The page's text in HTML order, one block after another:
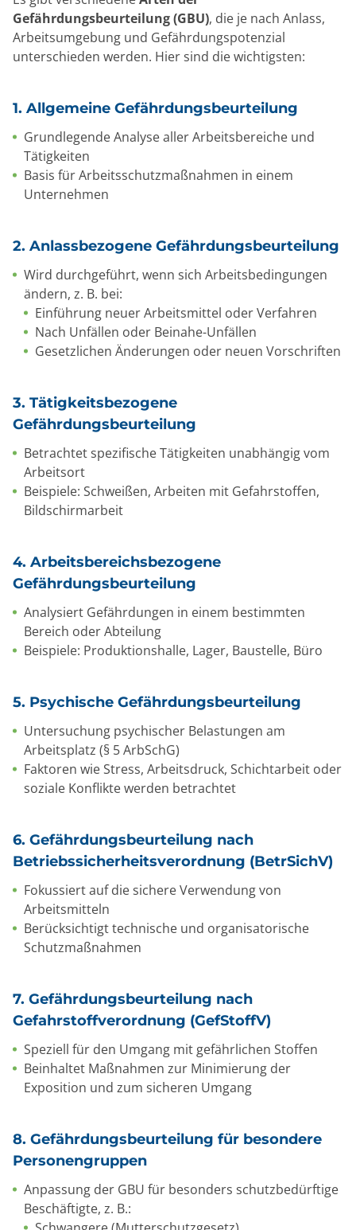
Gefährdungsbeurteilung (GBU), die je nach Anlass,
Arbeitsumgebung und Gefährdungspotenzial
unterschieden werden. Hier sind die wichtigsten:
1. Allgemeine Gefährdungsbeurteilung
Grundlegende Analyse aller Arbeitsbereiche und
Tätigkeiten
Basis für Arbeitsschutzmaßnahmen in einem
Unternehmen
2. Anlassbezogene Gefährdungsbeurteilung
Wird durchgeführt, wenn sich Arbeitsbedingungen
ändern, z. B. bei:
Einführung neuer Arbeitsmittel oder Verfahren
Nach Unfällen oder Beinahe-Unfällen
Gesetzlichen Änderungen oder neuen Vorschriften
3. Tätigkeitsbezogene
Gefährdungsbeurteilung
Betrachtet spezifische Tätigkeiten unabhängig vom
Arbeitsort
Beispiele: Schweißen, Arbeiten mit Gefahrstoffen,
Bildschirmarbeit
4. Arbeitsbereichsbezogene
Gefährdungsbeurteilung
Analysiert Gefährdungen in einem bestimmten
Bereich oder Abteilung
Beispiele: Produktionshalle, Lager, Baustelle, Büro
5. Psychische Gefährdungsbeurteilung
Untersuchung psychischer Belastungen am
Arbeitsplatz (§ 5 ArbSchG)
Faktoren wie Stress, Arbeitsdruck, Schichtarbeit oder
soziale Konflikte werden betrachtet
6. Gefährdungsbeurteilung nach
Betriebssicherheitsverordnung (BetrSichV)
Fokussiert auf die sichere Verwendung von
Arbeitsmitteln
Berücksichtigt technische und organisatorische
Schutzmaßnahmen
7. Gefährdungsbeurteilung nach
Gefahrstoffverordnung (GefStoffV)
Speziell für den Umgang mit gefährlichen Stoffen
Beinhaltet Maßnahmen zur Minimierung der
Exposition und zum sicheren Umgang
8. Gefährdungsbeurteilung für besondere
Personengruppen
Anpassung der GBU für besonders schutzbedürftige
Beschäftigte, z. B.: